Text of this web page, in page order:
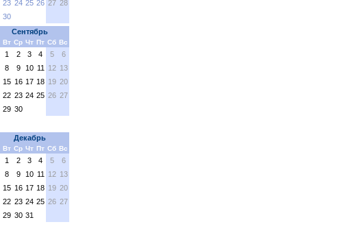
23 24 25 26 27 28
30
Сентябрь
Вт Ср Чт Пт Сб Вс
1 2 3 4 5
6
8
9 10 11 12 13
15 16 17 18 19 20
22 23 24 25 26 27
29 30
Декабрь
Вт Ср Чт Пт Сб Вс
1 2 3 4 5
6
8
9 10 11 12 13
15 16 17 18 19 20
22 23 24 25 26 27
29 30 31